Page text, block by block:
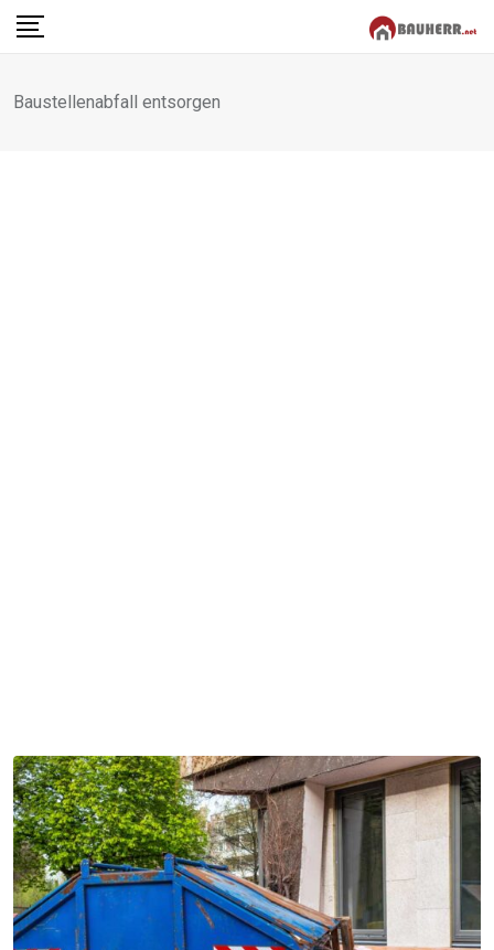
Skip
Baustellenabfall entsorgen